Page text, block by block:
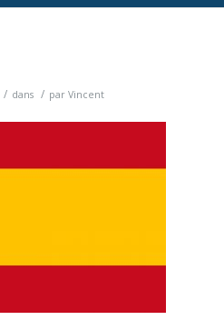
/ dans / par Vincent